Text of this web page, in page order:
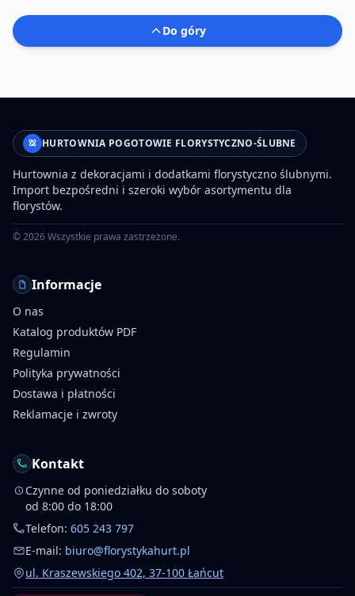
Do góry
HURTOWNIA POGOTOWIE FLORYSTYCZNO-ŚLUBNE
Hurtownia z dekoracjami i dodatkami florystyczno ślubnymi.
Import bezpośredni i szeroki wybór asortymentu dla
florystów.
©2026Wszystkie prawa zastrzeżone.
Informacje
O nas
Katalog produktów PDF
Regulamin
Polityka prywatności
Dostawa i płatności
Reklamacje i zwroty
Kontakt
Czynne od poniedziałku do soboty
od 8:00 do 18:00
Telefon: 605 243 797
E-mail: biuro@florystykahurt.pl
ul. Kraszewskiego 402, 37-100 Łańcut